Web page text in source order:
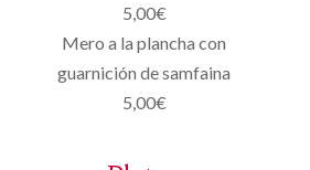
5,00€
Mero a la plancha con
guarnición de samfaina
5,00€